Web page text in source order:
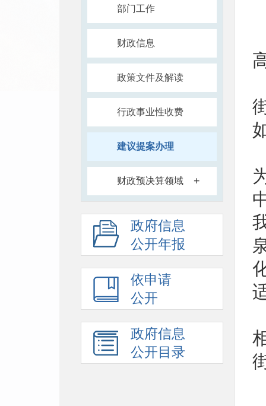
部门工作
财政信息
政策文件及解读
行政事业性收费
建议提案办理
财政预决算领域 +
政府信息
公开年报
依申请
公开
政府信息
公开目录